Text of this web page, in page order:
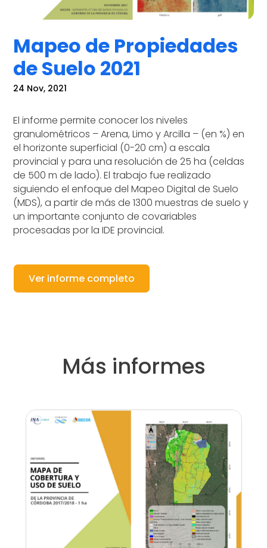
Mapeo de Propiedades
de Suelo 2021
24 Nov, 2021
El informe permite conocer los niveles
granulométricos – Arena, Limo y Arcilla – (en %) en
el horizonte superficial (0-20 cm) a escala
provincial y para una resolución de 25 ha (celdas
de 500 m de lado). El trabajo fue realizado
siguiendo el enfoque del Mapeo Digital de Suelo
(MDS), a partir de más de 1300 muestras de suelo y
un importante conjunto de covariables
procesadas por la IDE provincial.
Ver informe completo
Más informes